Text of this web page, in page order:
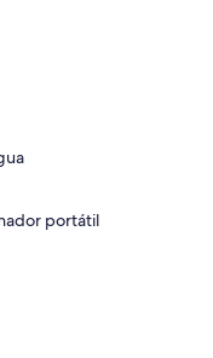
portátil